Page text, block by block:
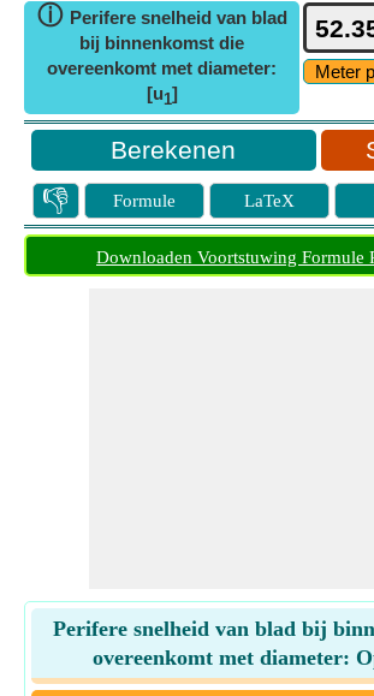
ⓘ Perifere snelheid van blad
bij binnenkomst die
overeenkomt met diameter:
[u1]
👎 Formule LaTeX
Downloaden Voortstuwing Formule
Perifere snelheid van blad bij
overeenkomt met diameter: